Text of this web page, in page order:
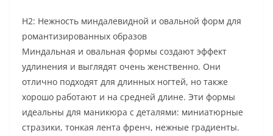
H2: Нежность миндалевидной и овальной форм для
романтизированных образов
Миндальная и овальная формы создают эффект
удлинения и выглядят очень женственно. Они
отлично подходят для длинных ногтей, но также
хорошо работают и на средней длине. Эти формы
идеальны для маникюра с деталями: миниатюрные
стразики, тонкая лента френч, нежные градиенты.